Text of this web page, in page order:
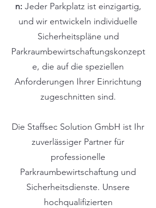
n: Jeder Parkplatz ist einzigartig,
und wir entwickeln individuelle
Sicherheitspläne und
Parkraumbewirtschaftungskonzept
e, die auf die speziellen
Anforderungen Ihrer Einrichtung
zugeschnitten sind.
Die Staffsec Solution GmbH ist Ihr
zuverlässiger Partner für
professionelle
Parkraumbewirtschaftung und
Sicherheitsdienste. Unsere
hochqualifizierten